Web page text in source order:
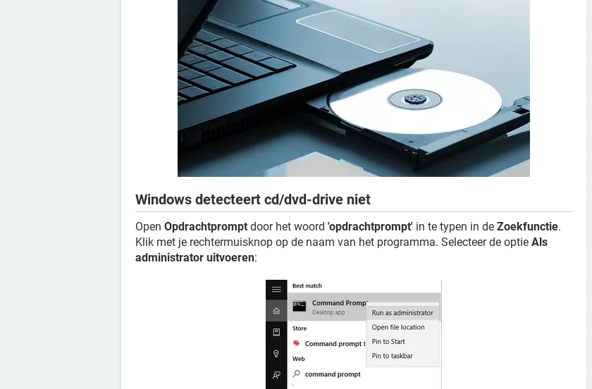
Windows detecteert cd/dvd-drive niet
Open Opdrachtprompt door het woord 'opdrachtprompt' in te typen in de Zoekfunctie.
Klik met je rechtermuisknop op de naam van het programma. Selecteer de optie Als
administrator uitvoeren: